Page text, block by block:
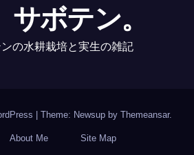
ボテン。
の水耕栽培と実生の雑記
Theme: Newsup by Themeansar.
About Me Site Map